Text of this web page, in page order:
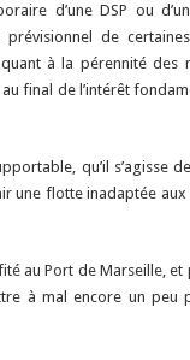
d’une DSP ou
de
à la pérennité des
final de l’intérêt
qu’il s’agisse
une flotte inadaptée aux
au Port de Marseille, et
à mal encore un peu